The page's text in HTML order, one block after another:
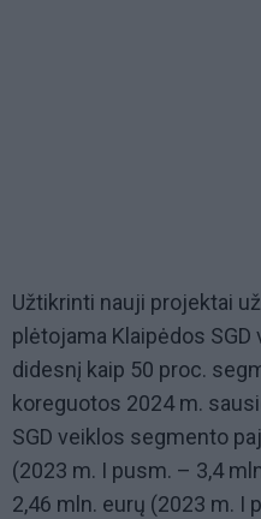
Užtikrinti nauji projektai
plėtojama Klaipėdos
didesnį kaip 50 proc.
koreguotos 2024 m.
SGD veiklos segmento
(2023 m. I pusm. – 3,4
2,46 mln. eurų (2023 m. I